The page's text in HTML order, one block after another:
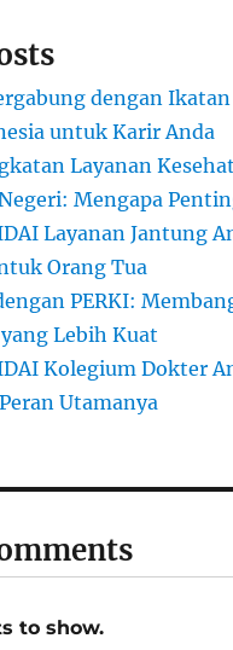
dengan
untuk Karir Anda
Layanan
Mengapa
Layanan Jantung
Orang Tua
PERKI:
Lebih Kuat
Kolegium Dokter
Utamanya
to show.